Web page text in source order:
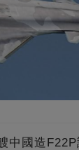
中國造